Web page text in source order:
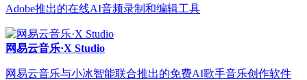
Adobe推出的在线AI音频录制和编辑工具
网易云音乐·X Studio
网易云音乐与小冰智能联合推出的免费AI歌手音乐创作软件